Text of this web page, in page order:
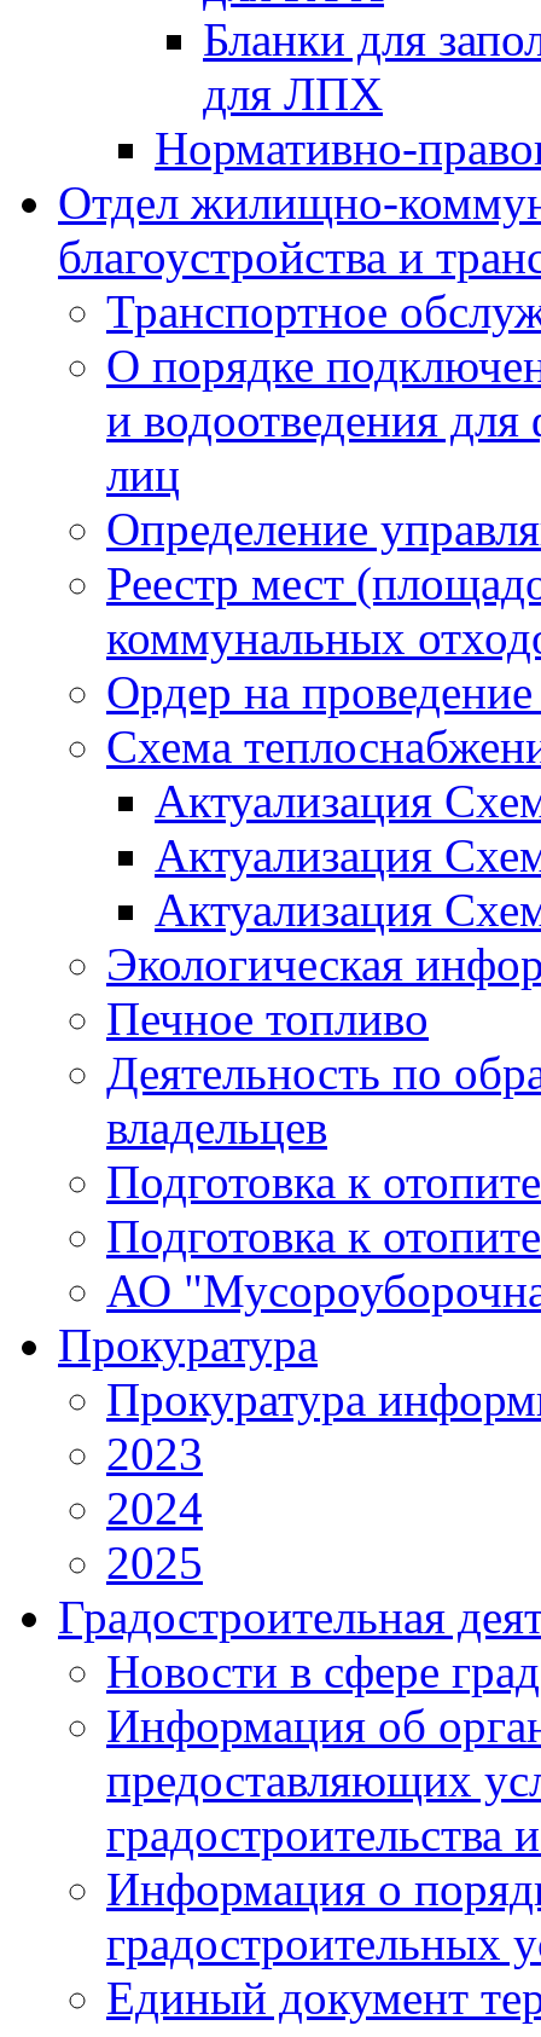
Бланки для
для ЛПХ
Нормативно-
Отдел жилищно-
благоустройства и
Транспортное
О порядке
и водоотведения
лиц
Определение
Реестр мест
коммунальных
Ордер на
Схема
Актуализация
Актуализация
Актуализация
Экологическая
Печное топливо
Деятельность по
владельцев
Подготовка к
Подготовка к
АО
Прокуратура
Прокуратура
2023
2024
2025
Градостроительная
Новости в сфере
Информация об
предоставляющих
градостроительства
Информация о
градостроительных
Единый документ